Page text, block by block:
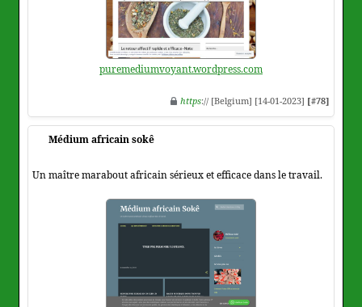
puremediumvoyant.wordpress.com
https:// [Belgium] [14-01-2023] [#78]
Médium africain sokê
Un maître marabout africain sérieux et efficace dans le travail.